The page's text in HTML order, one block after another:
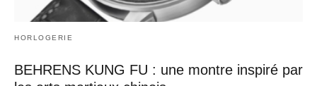
HORLOGERIE
BEHRENS KUNG FU : une montre inspiré par